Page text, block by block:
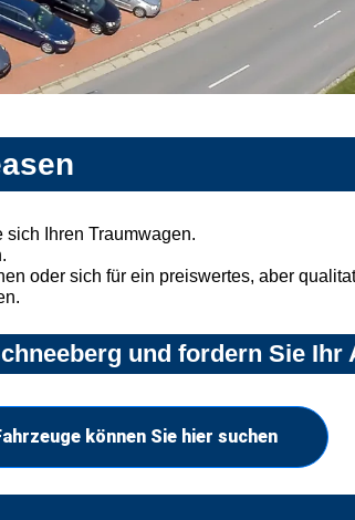
Ihren Traumwagen.
oder sich für ein preiswertes, aber
und fordern Sie Ihr
können Sie hier suchen